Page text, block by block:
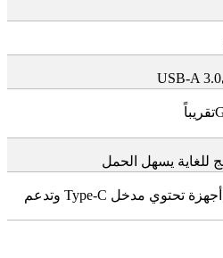
USB‑A 3.0
تقريباً
للغاية يسهل الحمل
تحتوي مدخل Type‑C وتدعم